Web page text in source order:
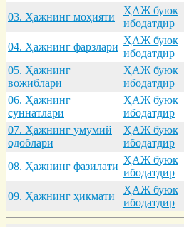
03. Ҳaжнинг моҳияти
ҲАЖ буюк
ибодатдир
04. Ҳaжнинг фaрзлaри
ҲАЖ буюк
ибодатдир
05. Ҳaжнинг
вожиблaри
ҲАЖ буюк
ибодатдир
06. Ҳaжнинг
суннaтлaри
ҲАЖ буюк
ибодатдир
07. Ҳaжнинг умумий
одоблaри
ҲАЖ буюк
ибодатдир
08. Ҳaжнинг фaзилaти
ҲАЖ буюк
ибодатдир
09. Ҳaжнинг ҳикмaти
ҲАЖ буюк
ибодатдир